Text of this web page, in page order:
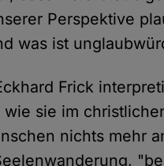
Perspektive
was ist
Frick
sie im
nichts mehr